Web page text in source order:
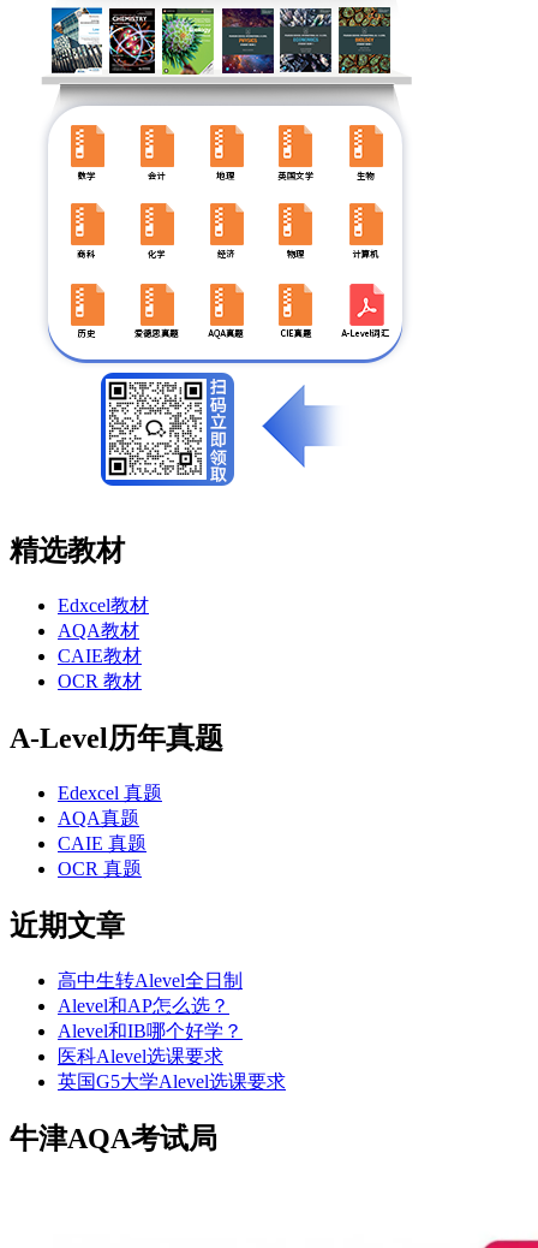
精选教材
Edxcel教材
AQA教材
CAIE教材
OCR 教材
A-Level历年真题
Edexcel 真题
AQA真题
CAIE 真题
OCR 真题
近期文章
高中生转Alevel全日制
Alevel和AP怎么选？
Alevel和IB哪个好学？
医科Alevel选课要求
英国G5大学Alevel选课要求
牛津AQA考试局